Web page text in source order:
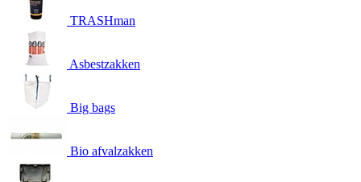
TRASHman
Asbestzakken
Big bags
Bio afvalzakken